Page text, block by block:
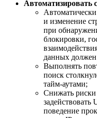
Автоматизировать
и изменение
при
блокировки,
данных должен
Выполнять
поиск
тайм-аутами;
Снижать риски
задействовать
поведение